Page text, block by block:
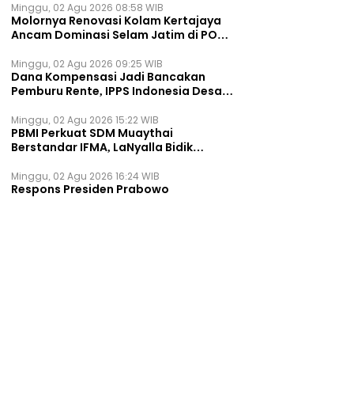
Minggu, 02 Agu 2026 08:58 WIB
Molornya Renovasi Kolam Kertajaya
Ancam Dominasi Selam Jatim di PON
Minggu, 02 Agu 2026 09:25 WIB
Dana Kompensasi Jadi Bancakan
Pemburu Rente, IPPS Indonesia Desak
Permanen
Minggu, 02 Agu 2026 15:22 WIB
PBMI Perkuat SDM Muaythai
Berstandar IFMA, LaNyalla Bidik
Minggu, 02 Agu 2026 16:24 WIB
Respons Presiden Prabowo